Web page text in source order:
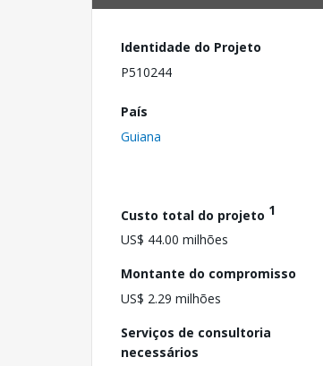
Identidade do Projeto
P510244
País
Guiana
Custo total do projeto 1
US$ 44.00 milhões
Montante do compromisso
US$ 2.29 milhões
Serviços de consultoria
necessários